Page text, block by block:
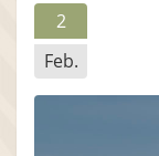
2
Feb.